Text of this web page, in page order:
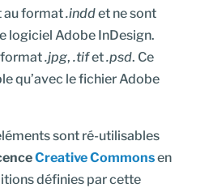
au format.inddet ne sont
logiciel Adobe InDesign.
format.jpg, .tifet.psd. Ce
qu’avec le fichier Adobe
sont ré-utilisables
Creative Commonsen
définies par cette